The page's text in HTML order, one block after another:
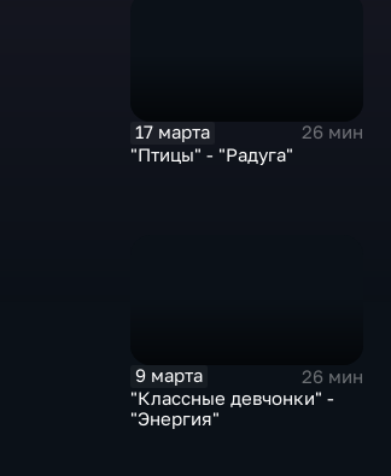
17 марта
26 мин
"Птицы" - "Радуга"
9 марта
26 мин
"Классные девчонки" -
"Энергия"